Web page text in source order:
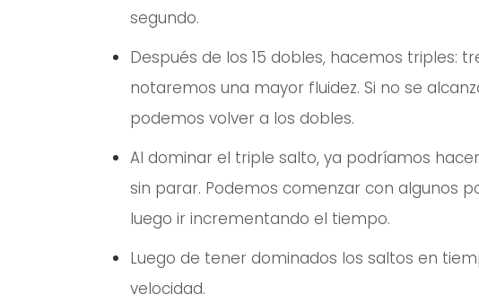
segundo.
Después de los 15 dobles, hacemos triples:
notaremos una mayor fluidez. Si no se
podemos volver a los dobles.
Al dominar el triple salto, ya podríamos
sin parar. Podemos comenzar con algunos
luego ir incrementando el tiempo.
Luego de tener dominados los saltos en
velocidad.